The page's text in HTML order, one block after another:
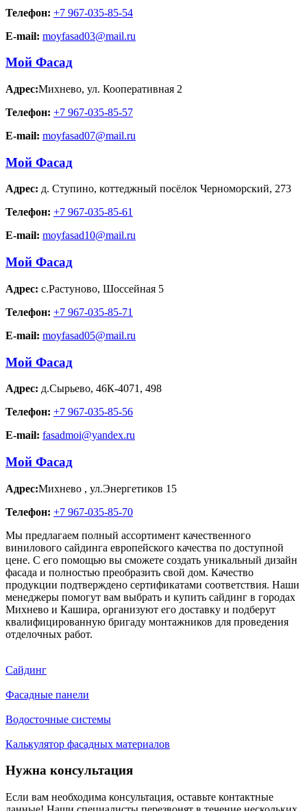
Телефон: +7 967-035-85-54
E-mail: moyfasad03@mail.ru
Мой Фасад
Адрес:Михнево, ул. Кооперативная 2
Телефон: +7 967-035-85-57
E-mail: moyfasad07@mail.ru
Мой Фасад
Адрес: д. Ступино, коттеджный посёлок Черноморский, 273
Телефон: +7 967-035-85-61
E-mail: moyfasad10@mail.ru
Мой Фасад
Адрес: с.Растуново, Шоссейная 5
Телефон: +7 967-035-85-71
E-mail: moyfasad05@mail.ru
Мой Фасад
Адрес: д.Сырьево, 46К-4071, 498
Телефон: +7 967-035-85-56
E-mail: fasadmoi@yandex.ru
Мой Фасад
Адрес:Михнево , ул.Энергетиков 15
Телефон: +7 967-035-85-70
Мы предлагаем полный ассортимент качественного
винилового сайдинга европейского качества по доступной
цене. С его помощью вы сможете создать уникальный дизайн
фасада и полностью преобразить свой дом. Качество
продукции подтверждено сертификатами соответствия. Наши
менеджеры помогут вам выбрать и купить сайдинг в городах
Михнево и Кашира, организуют его доставку и подберут
квалифицированную бригаду монтажников для проведения
отделочных работ.
Сайдинг
Фасадные панели
Водосточные системы
Калькулятор фасадных материалов
Нужна консультация
Если вам необходима консультация, оставьте контактные